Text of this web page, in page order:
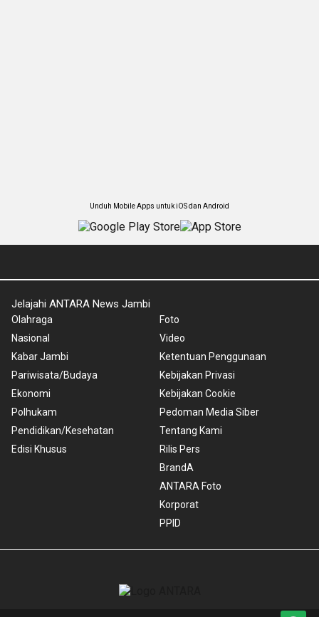
Unduh Mobile Apps untuk iOS dan Android
Jelajahi ANTARA News Jambi
Olahraga
Nasional
Kabar Jambi
Pariwisata/Budaya
Ekonomi
Polhukam
Pendidikan/Kesehatan
Edisi Khusus
Foto
Video
Ketentuan Penggunaan
Kebijakan Privasi
Kebijakan Cookie
Pedoman Media Siber
Tentang Kami
Rilis Pers
BrandA
ANTARA Foto
Korporat
PPID